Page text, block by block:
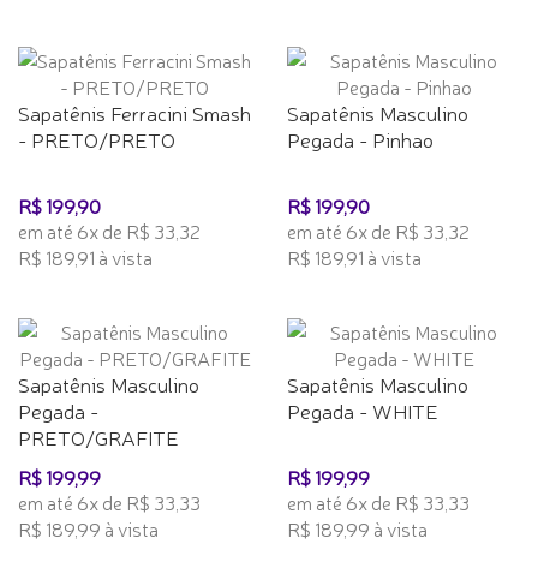
Sapatênis Ferracini Smash
- PRETO/PRETO
R$ 199,90
em até 6x de R$ 33,32
R$ 189,91 à vista
Sapatênis Masculino
Pegada - Pinhao
R$ 199,90
em até 6x de R$ 33,32
R$ 189,91 à vista
Sapatênis Masculino
Pegada -
PRETO/GRAFITE
R$ 199,99
em até 6x de R$ 33,33
R$ 189,99 à vista
Sapatênis Masculino
Pegada - WHITE
R$ 199,99
em até 6x de R$ 33,33
R$ 189,99 à vista